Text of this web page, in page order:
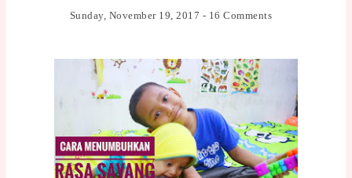
Sunday, November 19, 2017 - 16 Comments